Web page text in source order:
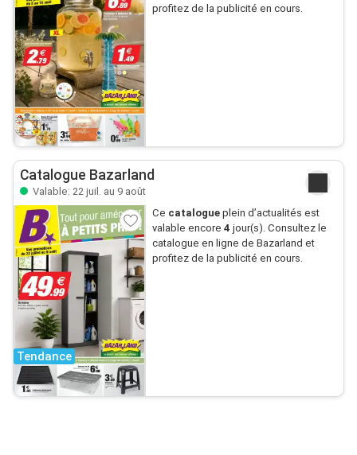
profitez de la publicité en cours.
Catalogue Bazarland
Valable: 22 juil. au 9 août
Tendance
Ce catalogueplein d’actualités est
valable encore 4 jour(s). Consultez le
catalogue en ligne de Bazarland et
profitez de la publicité en cours.